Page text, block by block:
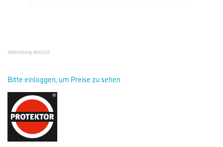
Abbildung ähnlich
Bitte einloggen, um Preise zu sehen